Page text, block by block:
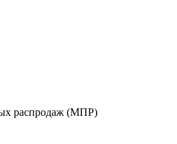
распродаж (МПР)